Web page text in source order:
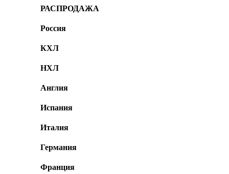
РАСПРОДАЖА
Россия
КХЛ
НХЛ
Англия
Испания
Италия
Германия
Франция